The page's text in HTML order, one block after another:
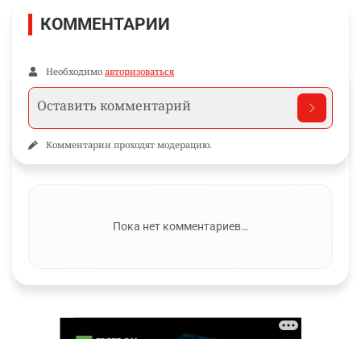
КОММЕНТАРИИ
Необходимо авторизоваться
Комментарии проходят модерацию.
Пока нет комментариев…